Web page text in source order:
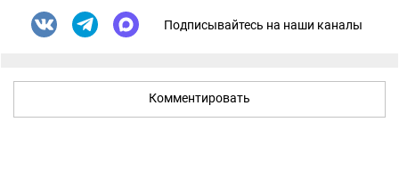
Подписывайтесь на наши каналы
Комментировать